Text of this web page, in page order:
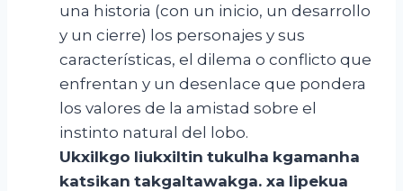
una historia (con un inicio, un desarrollo
y un cierre) los personajes y sus
características, el dilema o conflicto que
enfrentan y un desenlace que pondera
los valores de la amistad sobre el
instinto natural del lobo.
Ukxilkgo liukxiltin tukulha kgamanha
katsikan takgaltawakga. xa lipekua